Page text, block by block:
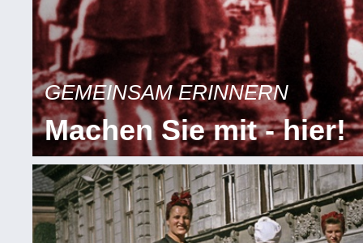
GEMEINSAM ERINNERN
Machen Sie mit - hier!